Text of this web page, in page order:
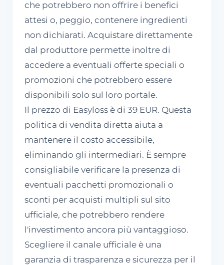
che potrebbero non offrire i benefici
attesi o, peggio, contenere ingredienti
non dichiarati. Acquistare direttamente
dal produttore permette inoltre di
accedere a eventuali offerte speciali o
promozioni che potrebbero essere
disponibili solo sul loro portale.
Il prezzo di Easyloss è di 39 EUR. Questa
politica di vendita diretta aiuta a
mantenere il costo accessibile,
eliminando gli intermediari. È sempre
consigliabile verificare la presenza di
eventuali pacchetti promozionali o
sconti per acquisti multipli sul sito
ufficiale, che potrebbero rendere
l'investimento ancora più vantaggioso.
Scegliere il canale ufficiale è una
garanzia di trasparenza e sicurezza per il